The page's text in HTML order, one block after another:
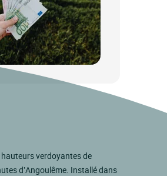
hauteurs verdoyantes de
d’Angoulême. Installé dans